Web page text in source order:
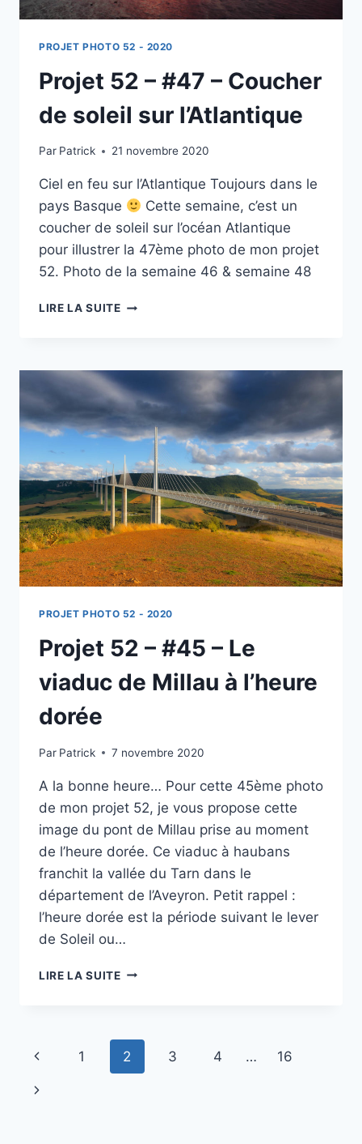
PROJET PHOTO 52 - 2020
Projet 52 – #47 – Coucher
de soleil sur l’Atlantique
Par Patrick 21 novembre 2020
Ciel en feu sur l’Atlantique Toujours dans le
pays Basque
Cette semaine, c’est un
coucher de soleil sur l’océan Atlantique
pour illustrer la 47ème photo de mon projet
52. Photo de la semaine 46 & semaine 48
LIRE LA SUITEPROJET
–
COUCHER
DE
SOLEIL
SUR
L’ATLANTIQUE
PROJET PHOTO 52 - 2020
Projet 52 – #45 – Le
viaduc de Millau à l’heure
dorée
Par Patrick 7 novembre 2020
A la bonne heure… Pour cette 45ème photo
de mon projet 52, je vous propose cette
image du pont de Millau prise au moment
de l’heure dorée. Ce viaduc à haubans
franchit la vallée du Tarn dans le
département de l’Aveyron. Petit rappel :
l’heure dorée est la période suivant le lever
de Soleil ou…
LIRE LA SUITEPROJET
–
LE
VIADUC
Navigation
de
Page
précédente
1 2 3 4 … 16
Page